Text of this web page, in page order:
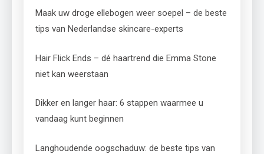
Maak uw droge ellebogen weer soepel – de beste
tips van Nederlandse skincare-experts
Hair Flick Ends – dé haartrend die Emma Stone
niet kan weerstaan
Dikker en langer haar: 6 stappen waarmee u
vandaag kunt beginnen
Langhoudende oogschaduw: de beste tips van